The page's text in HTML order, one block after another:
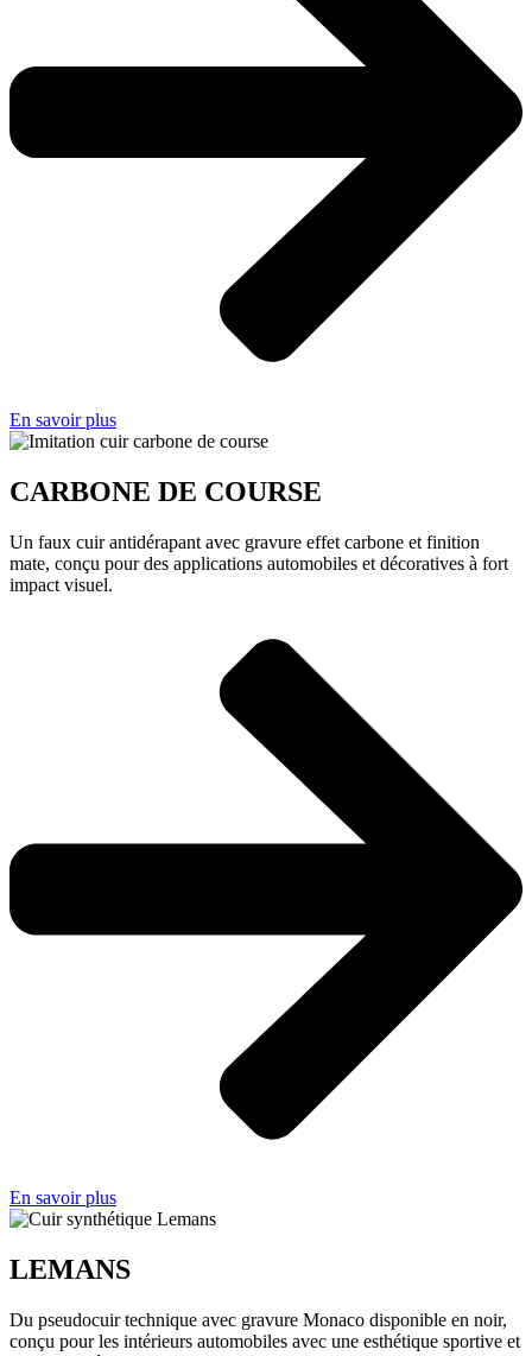
En savoir plus
CARBONE DE COURSE
Un faux cuir antidérapant avec gravure effet carbone et finition
mate, conçu pour des applications automobiles et décoratives à fort
impact visuel.
En savoir plus
LEMANS
Du pseudocuir technique avec gravure Monaco disponible en noir,
conçu pour les intérieurs automobiles avec une esthétique sportive et